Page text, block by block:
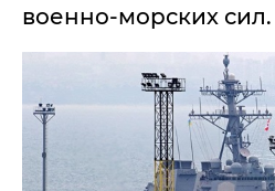
военно-морских сил.